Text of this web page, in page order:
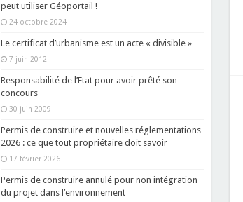
peut utiliser Géoportail !
24 octobre 2024
Le certificat d’urbanisme est un acte « divisible »
7 juin 2012
Responsabilité de l’Etat pour avoir prêté son
concours
30 juin 2009
Permis de construire et nouvelles réglementations
2026 : ce que tout propriétaire doit savoir
17 février 2026
Permis de construire annulé pour non intégration
du projet dans l’environnement